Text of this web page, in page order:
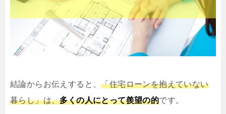
結論からお伝えすると、「住宅ローンを抱えていない
暮らし」は、多くの人にとって羨望の的です。